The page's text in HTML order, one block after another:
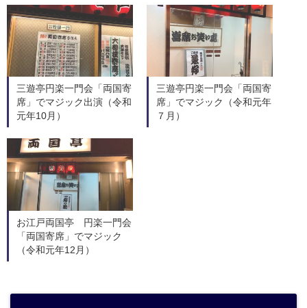
三遊亭円楽一門会「両国寄
席」でマジック出演（令和
元年10月）
三遊亭円楽一門会「両国寄
席」でマジック（令和元年
７月）
お江戸両国亭 円楽一門会
「両国寄席」でマジック
（令和元年12月）